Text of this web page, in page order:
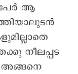
ആ
നീലപ്പട
അങ്ങനെ